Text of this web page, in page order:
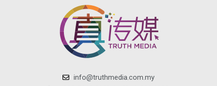
info@truthmedia.com.my